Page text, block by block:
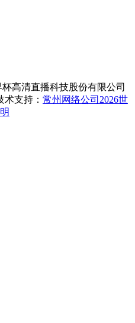
杯高清直播科技股份有限公司
术支持： 常州网络公司2026世